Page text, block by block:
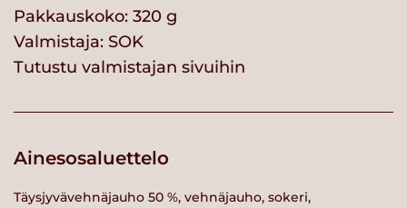
Pakkauskoko: 320 g
Valmistaja: SOK
Tutustu valmistajan sivuihin
Ainesosaluettelo
Täysjyvävehnäjauho 50 %, vehnäjauho, sokeri,